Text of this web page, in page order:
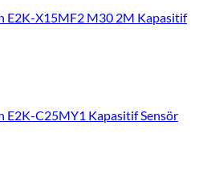
E2K-X15MF2 M30 2M Kapasitif
E2K-C25MY1 Kapasitif Sensör